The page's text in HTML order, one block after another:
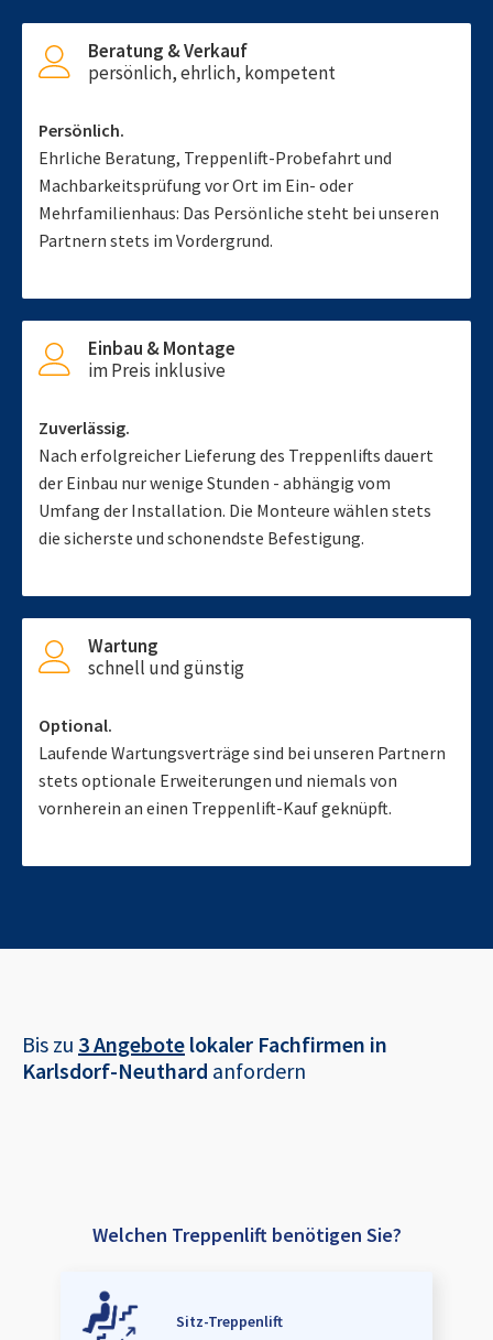
Beratung & Verkauf
persönlich, ehrlich, kompetent
Persönlich.
Ehrliche Beratung, Treppenlift-Probefahrt und
Machbarkeitsprüfung vor Ort im Ein- oder
Mehrfamilienhaus: Das Persönliche steht bei unseren
Partnern stets im Vordergrund.
Einbau & Montage
im Preis inklusive
Zuverlässig.
Nach erfolgreicher Lieferung des Treppenlifts dauert
der Einbau nur wenige Stunden - abhängig vom
Umfang der Installation. Die Monteure wählen stets
die sicherste und schonendste Befestigung.
Wartung
schnell und günstig
Optional.
Laufende Wartungsverträge sind bei unseren Partnern
stets optionale Erweiterungen und niemals von
vornherein an einen Treppenlift-Kauf geknüpft.
Bis zu 3 Angebote lokaler Fachfirmen in
Karlsdorf-Neuthard anfordern
Welchen Treppenlift benötigen Sie?
Sitz-Treppenlift